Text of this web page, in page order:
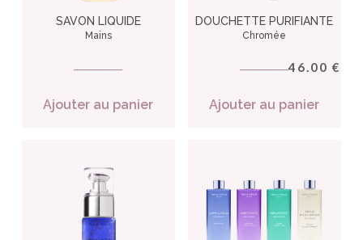
SAVON LIQUIDE
Mains
Ajouter au panier
DOUCHETTE PURIFIANTE
Chromée
46.00 €
Ajouter au panier